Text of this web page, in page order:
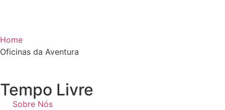
Home
Oficinas da Aventura
Tempo Livre
Sobre Nós